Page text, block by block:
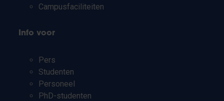
Campusfaciliteiten
Info voor
Pers
Studenten
Personeel
PhD-studenten